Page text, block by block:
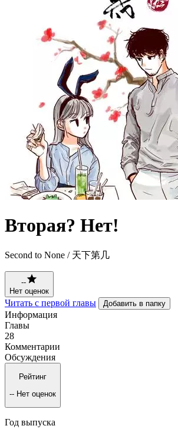
Вторая? Нет!
Second to None / 天下第几
--
Нет оценок
Читать с первой главы Добавить в папку
Информация
Главы
28
Комментарии
Обсуждения
Рейтинг
-- Нет оценок
Год выпуска